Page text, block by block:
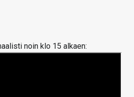
noin klo 15 alkaen: